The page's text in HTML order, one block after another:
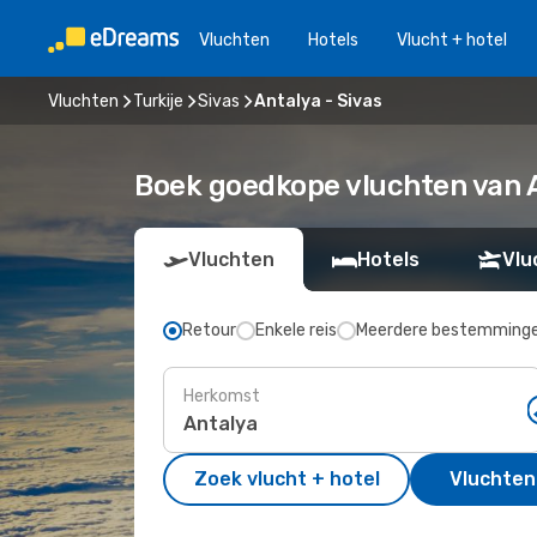
Vluchten Hotels Vlucht + hotel
Vluchten Turkije Sivas Antalya - Sivas
Boek goedkope vluchten
Vluchten Hotels
Retour Enkele reis Meerdere
Herkomst
Zoek vlucht + hotel